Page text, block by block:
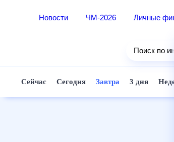
Новости ЧМ-2026 Личные
Поиск по
Сейчас Сегодня Завтра 3 дня